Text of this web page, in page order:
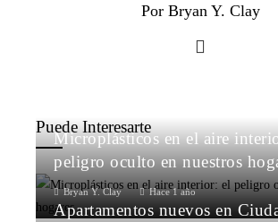
Por Bryan Y. Clay
Puede Interesarte
Microplásticos en el aire
peligro oculto en nuestros
Bryan Y. Clay Hace 1 año
Apartamentos nuevos en